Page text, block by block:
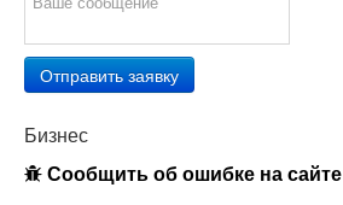
Отправить заявку
Бизнес
Сообщить об ошибке на сайте